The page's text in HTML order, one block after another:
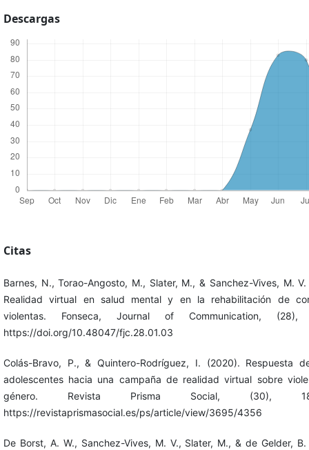
Descargas
Citas
Barnes, N., Torao-Angosto, M., Slater, M., & Sanchez-Vives, M.
Realidad virtual en salud mental y en la rehabilitación de
violentas. Fonseca, Journal of Communication, (28),
https://doi.org/10.48047/fjc.28.01.03
Colás-Bravo, P., & Quintero-Rodríguez, I. (2020). Respuesta
adolescentes hacia una campaña de realidad virtual sobre
género. Revista Prisma Social, (30),
https://revistaprismasocial.es/ps/article/view/3695/4356
De Borst, A. W., Sanchez-Vives, M. V., Slater, M., & de Gelder,